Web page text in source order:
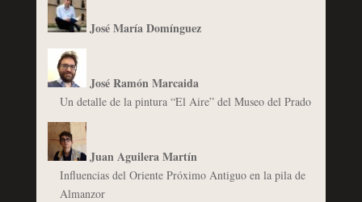
José María Domínguez
José Ramón Marcaida
Un detalle de la pintura “El Aire” del Museo del Prado
Juan Aguilera Martín
Influencias del Oriente Próximo Antiguo en la pila de
Almanzor